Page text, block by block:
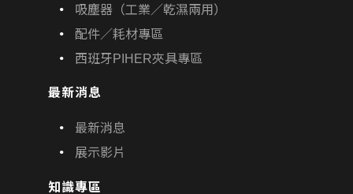
吸塵器（工業／乾濕兩用）
配件／耗材專區
西班牙PIHER夾具專區
最新消息
最新消息
展示影片
知識專區